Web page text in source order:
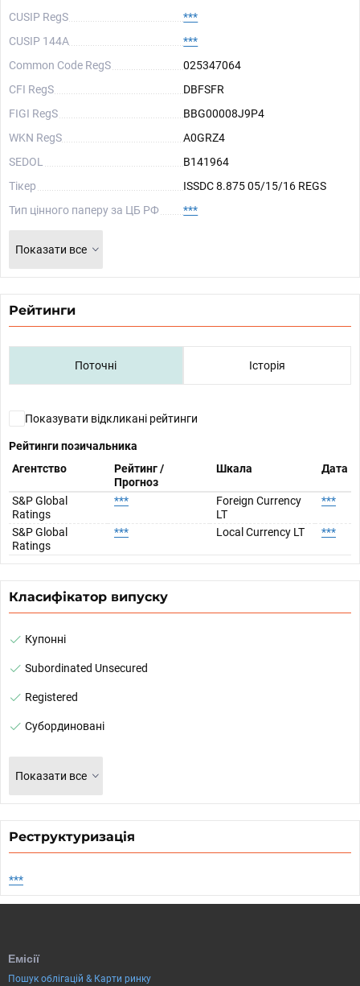
CUSIP RegS
***
CUSIP 144A
***
Common Code RegS
025347064
CFI RegS
DBFSFR
FIGI RegS
BBG00008J9P4
WKN RegS
A0GRZ4
SEDOL
B141964
Тікер
ISSDC 8.875 05/15/16 REGS
Тип цінного паперу за ЦБ РФ
***
Показати все
Рейтинги
Поточні Історія
Показувати відкликані рейтинги
Рейтинги позичальника
Агентство
Рейтинг /
Прогноз
Шкала Дата
S&P Global
Ratings
***
Foreign Currency
LT
***
S&P Global
Ratings
*** Local Currency LT ***
Класифікатор випуску
Купонні
Subordinated Unsecured
Registered
Субординовані
Показати все
Реструктуризація
***
Емісії
Пошук облігацій & Карти ринку